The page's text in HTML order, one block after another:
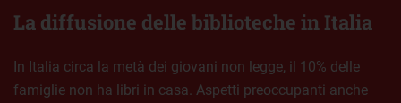
La diffusione delle biblioteche in Italia
In Italia circa la metà dei giovani non legge, il 10% delle
famiglie non ha libri in casa. Aspetti preoccupanti anche